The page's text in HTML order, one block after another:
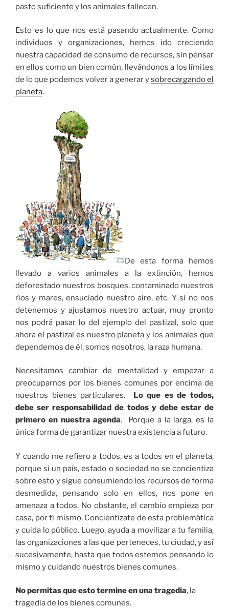
pasto suficiente y los animales fallecen.
Esto es lo que nos está pasando actualmente. Como
individuos y organizaciones, hemos ido creciendo
nuestra capacidad de consumo de recursos, sin pensar
en ellos como un bien común, llevándonos a los límites
de lo que podemos volver a generar ysobrecargando el
planeta.
De esta forma hemos
llevado a varios animales a la extinción, hemos
deforestado nuestros bosques, contaminado nuestros
ríos y mares, ensuciado nuestro aire, etc. Y si no nos
detenemos y ajustamos nuestro actuar, muy pronto
nos podrá pasar lo del ejemplo del pastizal, solo que
ahora el pastizal es nuestro planeta y los animales que
dependemos de él, somos nosotros, la raza humana.
Necesitamos cambiar de mentalidad y empezar a
preocuparnos por los bienes comunes por encima de
nuestros bienes particulares. Lo que es de todos,
debe ser responsabilidad de todos y debe estar de
primero en nuestra agenda. Porque a la larga, es la
única forma de garantizar nuestra existencia a futuro.
Y cuando me refiero a todos, es a todos en el planeta,
porque si un país, estado o sociedad no se concientiza
sobre esto y sigue consumiendo los recursos de forma
desmedida, pensando solo en ellos, nos pone en
amenaza a todos. No obstante, el cambio empieza por
casa, por tí mismo. Concientízate de esta problemática
y cuida lo público. Luego, ayuda a movilizar a tu familia,
las organizaciones a las que perteneces, tu ciudad, y así
sucesivamente, hasta que todos estemos pensando lo
mismo y cuidando nuestros bienes comunes.
No permitas que esto termine en una tragedia, la
tragedia de los bienes comunes.